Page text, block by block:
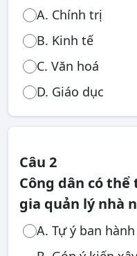
A. Chính trị
B. Kinh tế
C. Văn hoá
D. Giáo dục
Câu 2
Công dân có
gia quản lý nhà
A. Tự ý ban